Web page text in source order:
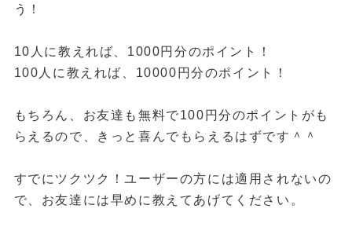
う！
10人に教えれば、1000円分のポイント！
100人に教えれば、10000円分のポイント！
もちろん、お友達も無料で100円分のポイントがも
らえるので、きっと喜んでもらえるはずです＾＾
すでにツクツク！ユーザーの方には適用されないの
で、お友達には早めに教えてあげてください。